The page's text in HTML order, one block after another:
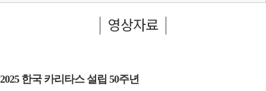
영상자료
2025 한국 카리타스 설립 50주년